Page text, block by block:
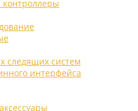
следящих систем
интерфейса